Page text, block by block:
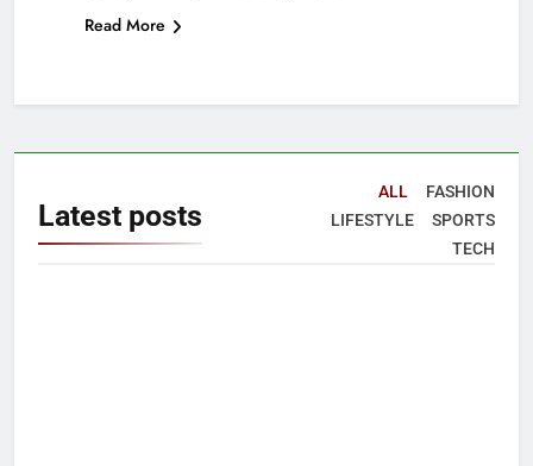
Read More
Latest posts
ALL
FASHION
LIFESTYLE
SPORTS
TECH